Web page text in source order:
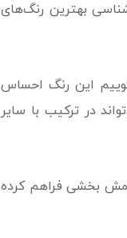
بهترین رنگ‌های
این رنگ احساس
در ترکیب با سایر
بخشی فراهم کرده